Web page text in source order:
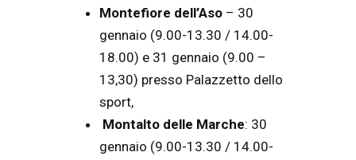
Montefiore dell’Aso – 30
gennaio (9.00-13.30 / 14.00-
18.00) e 31 gennaio (9.00 –
13,30) presso Palazzetto dello
sport,
Montalto delle Marche: 30
gennaio (9.00-13.30 / 14.00-